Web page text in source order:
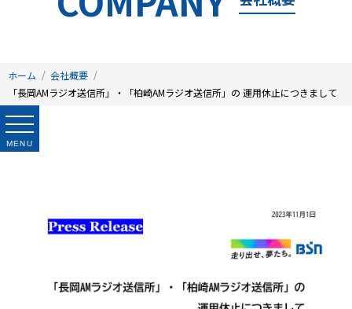
ニュース
キッズ ケンジュ
愛の募金
防災・減災
ショッピング
ホーム
会社概要
「長岡AMラジオ送信所」・「柏崎AMラジオ送信所」の 運用休止につきまして
MENU